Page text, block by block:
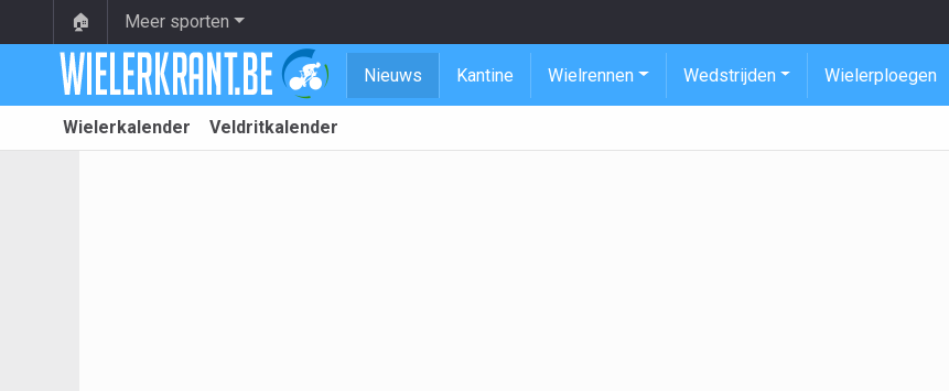
🏠 Meer sporten
Nieuws Kantine Wielrennen Wedstrijden Wielerploegen
Wielerkalender Veldritkalender